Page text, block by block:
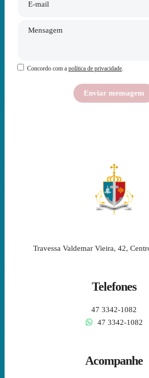
Concordo com a política de privacidade.
Travessa Valdemar Vieira, 42,
Telefones
47 3342-1082
47 3342-1082
Acompanhe